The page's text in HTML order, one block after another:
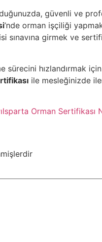
güvenli ve
‘nde orman işçiliği
sınavına girmek ve
sürecini hızlandırmak
ile mesleğinizde
Isparta Orman Sertifikası